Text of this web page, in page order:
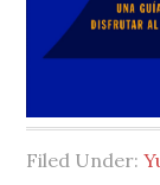
Filed Under: